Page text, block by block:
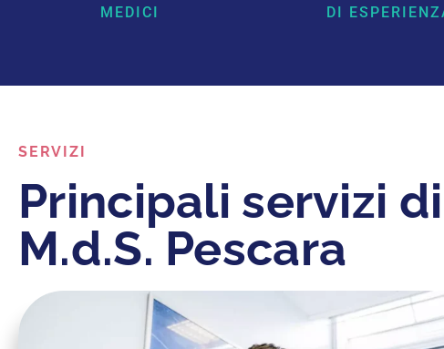
MEDICI DI
SERVIZI
Principali servizi di
M.d.S. Pescara